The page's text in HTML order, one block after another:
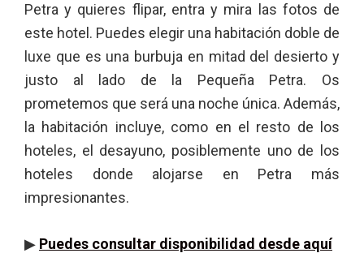
Petra y quieres flipar, entra y mira las fotos de
este hotel. Puedes elegir una habitación doble de
luxe que es una burbuja en mitad del desierto y
justo al lado de la Pequeña Petra. Os
prometemos que será una noche única. Además,
la habitación incluye, como en el resto de los
hoteles, el desayuno, posiblemente uno de los
hoteles donde alojarse en Petra más
impresionantes.
▶ Puedes consultar disponibilidad desde aquí